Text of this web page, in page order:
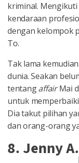
kriminal.
kendaraan
dengan kelompok
To.
Tak lama
dunia. Seakan
tentangaffairMai
untuk
Dia takut pilihan
dan orang-orang
8. Jenny